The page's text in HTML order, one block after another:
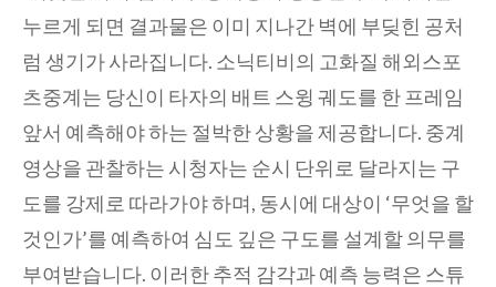
누르게 되면 결과물은 이미 지나간 벽에 부딪힌 공처
럼 생기가 사라집니다. 소닉티비의 고화질 해외스포
츠중계는 당신이 타자의 배트 스윙 궤도를 한 프레임
앞서 예측해야 하는 절박한 상황을 제공합니다. 중계
영상을 관찰하는 시청자는 순시 단위로 달라지는 구
도를 강제로 따라가야 하며, 동시에 대상이 ‘무엇을 할
것인가’를 예측하여 심도 깊은 구도를 설계할 의무를
부여받습니다. 이러한 추적 감각과 예측 능력은 스튜